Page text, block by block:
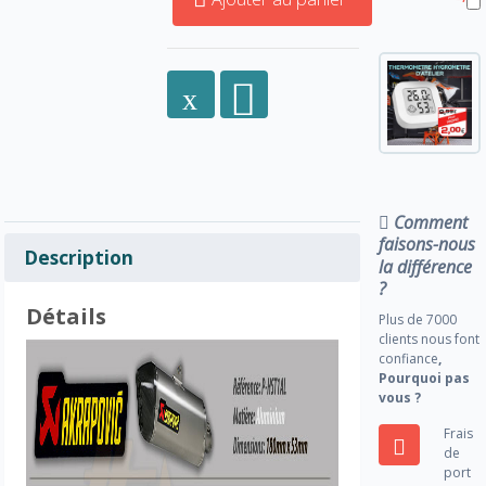
Description
Détails
Comment
faisons-nous
la différence
?
Plus de 7000
clients nous font
confiance,
Pourquoi pas
vous ?
Frais
de
port